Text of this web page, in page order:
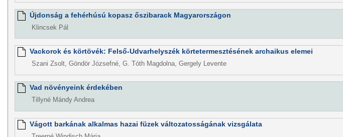
Újdonság a fehérhúsú kopasz őszibarack Magyarországon
Klincsek Pál
Vackorok és körtövék: Felső-Udvarhelyszék körtetermesztésének archaikus elemei
Szani Zsolt, Göndör Józsefné, G. Tóth Magdolna, Gergely Levente
Vad növényeink érdekében
Tillyné Mándy Andrea
Vágott barkának alkalmas hazai füzek változatosságának vizsgálata